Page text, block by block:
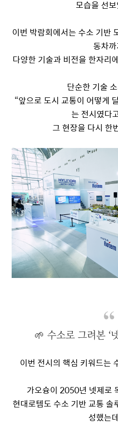
모습을 선
이번 박람회에서는 수소 기반
동차
다양한 기술과 비전을 한자리
단순한 기술
“앞으로 도시 교통이 어떻게
는 전시였다
그 현장을 다시 한
🌱 수소로 그려본 ‘
이번 전시의 핵심 키워드는
가오슝이 2050년 넷제로
현대로템도 수소 기반 교통 솔
성했는